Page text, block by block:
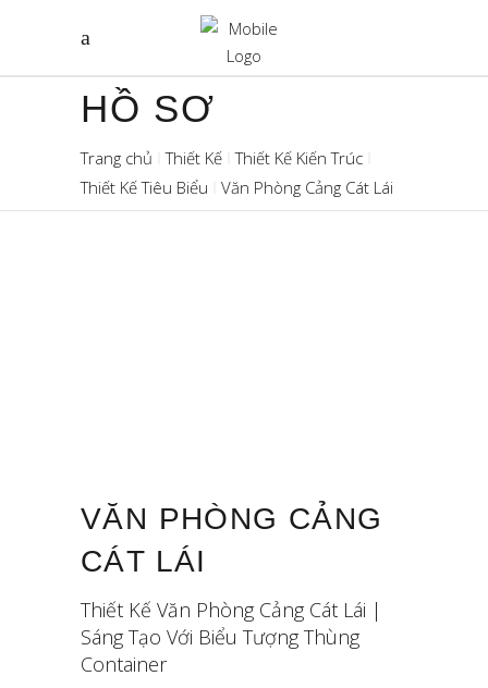
HỒ SƠ
Trang chủ Thiết Kế Thiết Kế Kiến Trúc
Thiết Kế Tiêu Biểu
Văn Phòng Cảng Cát Lái
VĂN PHÒNG CẢNG
CÁT LÁI
Thiết Kế Văn Phòng Cảng Cát Lái |
Sáng Tạo Với Biểu Tượng Thùng
Container